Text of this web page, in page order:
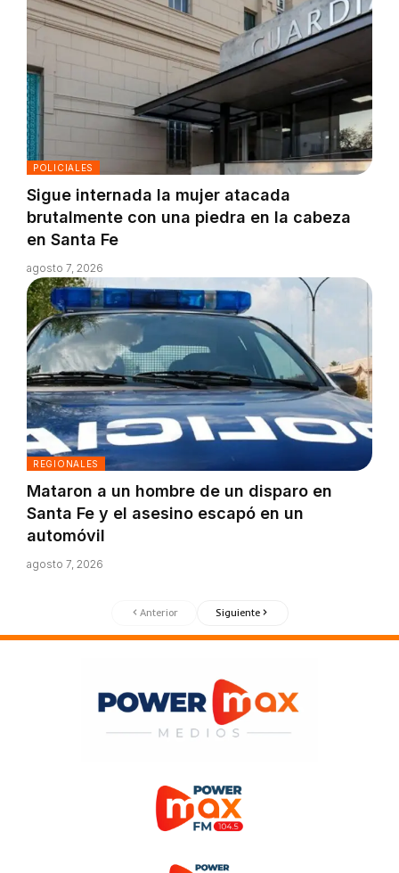
POLICIALES
Sigue internada la mujer atacada
brutalmente con una piedra en la cabeza
en Santa Fe
agosto 7, 2026
REGIONALES
Mataron a un hombre de un disparo en
Santa Fe y el asesino escapó en un
automóvil
agosto 7, 2026
Anterior Siguiente